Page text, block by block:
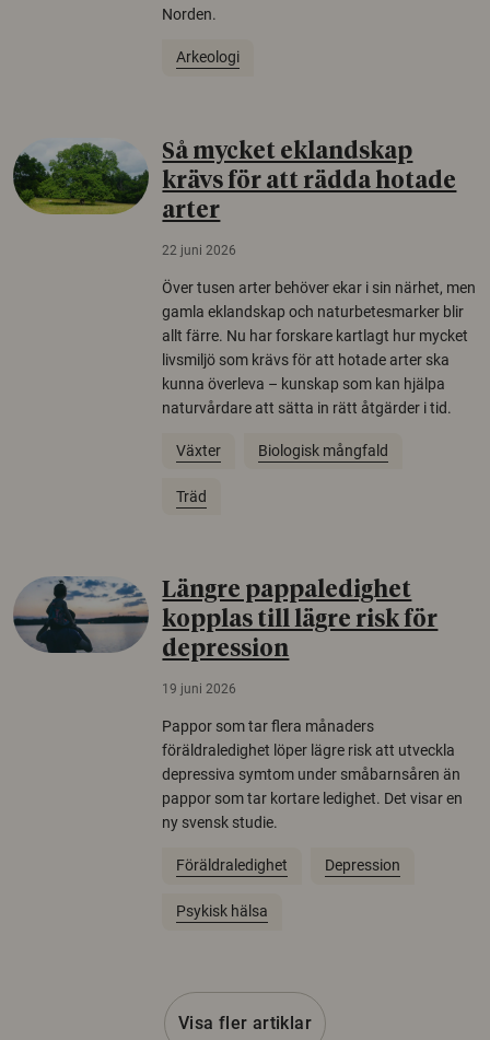
Norden.
Arkeologi
Så mycket eklandskap
krävs för att rädda hotade
arter
22 juni 2026
Över tusen arter behöver ekar i sin närhet, men
gamla eklandskap och naturbetesmarker blir
allt färre. Nu har forskare kartlagt hur mycket
livsmiljö som krävs för att hotade arter ska
kunna överleva – kunskap som kan hjälpa
naturvårdare att sätta in rätt åtgärder i tid.
Växter Biologisk mångfald
Träd
Längre pappaledighet
kopplas till lägre risk för
depression
19 juni 2026
Pappor som tar flera månaders
föräldraledighet löper lägre risk att utveckla
depressiva symtom under småbarnsåren än
pappor som tar kortare ledighet. Det visar en
ny svensk studie.
Föräldraledighet Depression
Psykisk hälsa
Visa fler artiklar